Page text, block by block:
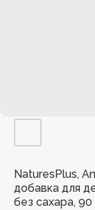
NaturesPlus,
добавка для
без сахара,